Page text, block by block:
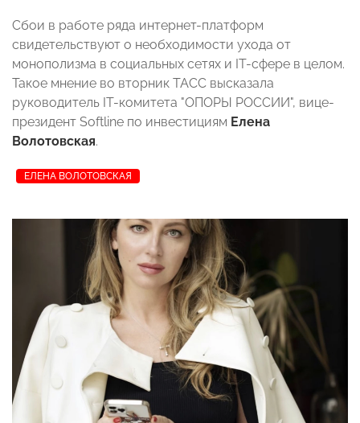
Сбои в работе ряда интернет-платформ
свидетельствуют о необходимости ухода от
монополизма в социальных сетях и IT-сфере в целом.
Такое мнение во вторник ТАСС высказала
руководитель IT-комитета "ОПОРЫ РОССИИ", вице-
президент Softline по инвестициям Елена
Волотовская.
ЕЛЕНА ВОЛОТОВСКАЯ